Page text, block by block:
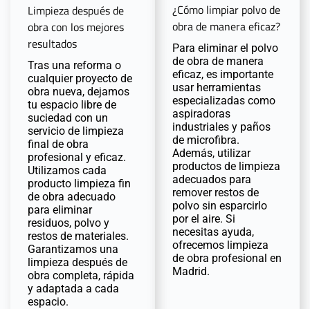
Limpieza después de
obra con los mejores
resultados
Tras una reforma o
cualquier proyecto de
obra nueva, dejamos
tu espacio libre de
suciedad con un
servicio de limpieza
final de obra
profesional y eficaz.
Utilizamos cada
producto limpieza fin
de obra adecuado
para eliminar
residuos, polvo y
restos de materiales.
Garantizamos una
limpieza después de
obra completa, rápida
y adaptada a cada
espacio.
¿Cómo limpiar polvo de
obra de manera eficaz?
Para eliminar el polvo
de obra de manera
eficaz, es importante
usar herramientas
especializadas como
aspiradoras
industriales y paños
de microfibra.
Además, utilizar
productos de limpieza
adecuados para
remover restos de
polvo sin esparcirlo
por el aire. Si
necesitas ayuda,
ofrecemos limpieza
de obra profesional en
Madrid.